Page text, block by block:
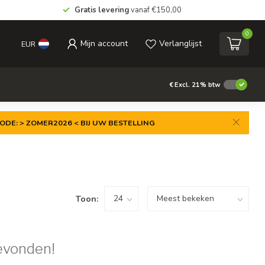
Gratis leveringvanaf €150,00
EUR Mijn account Verlanglijst
0
€Excl. 21% btw
> ZOMER2026 < BIJ UW BESTELLING
Toon: